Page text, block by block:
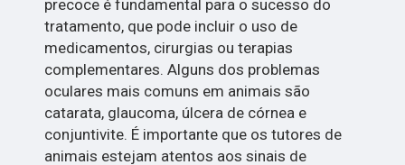
precoce é fundamental para o sucesso do
tratamento, que pode incluir o uso de
medicamentos, cirurgias ou terapias
complementares. Alguns dos problemas
oculares mais comuns em animais são
catarata, glaucoma, úlcera de córnea e
conjuntivite. É importante que os tutores de
animais estejam atentos aos sinais de